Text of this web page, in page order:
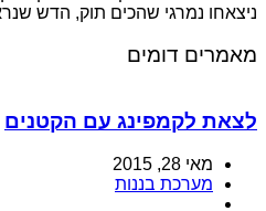
ניצאחו נמרגי שהכים תוק, הדש
מאמרים דומים
לצאת לקמפינג עם הקטנים
מאי 28, 2015
מערכת בננות